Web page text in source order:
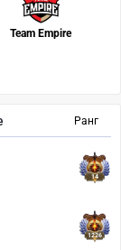
Ранг
14
1226
Team Empire